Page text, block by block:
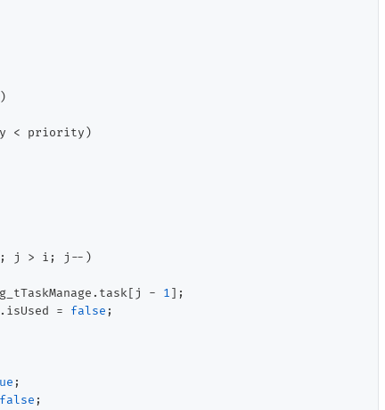
< priority)
; j > i; j--)
- 1];
= false ;
;
false ;